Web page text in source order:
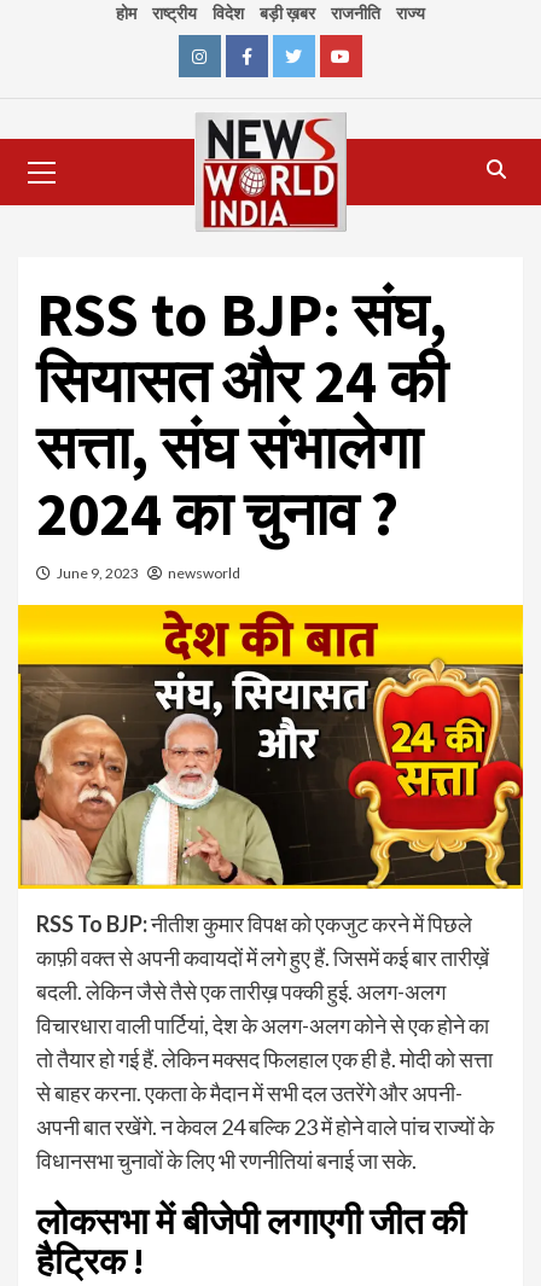
होम राष्ट्रीय विदेश बड़ी ख़बर राजनीति राज्य
InstagramFacebookTwitterYoutube
Menu
RSS to BJP: संघ,
सियासत और 24 की
सत्ता, संघ संभालेगा
2024 का चुनाव ?
June 9, 2023 newsworld
RSS To BJP:नीतीश कुमार विपक्ष को एकजुट करने में पिछले
काफ़ी वक्त से अपनी कवायदों में लगे हुए हैं. जिसमें कई बार तारीख़ें
बदली. लेकिन जैसे तैसे एक तारीख़ पक्की हुई. अलग-अलग
विचारधारा वाली पार्टियां, देश के अलग-अलग कोने से एक होने का
तो तैयार हो गई हैं. लेकिन मक्सद फिलहाल एक ही है. मोदी को सत्ता
से बाहर करना. एकता के मैदान में सभी दल उतरेंगे और अपनी-
अपनी बात रखेंगे. न केवल 24 बल्कि 23 में होने वाले पांच राज्यों के
विधानसभा चुनावों के लिए भी रणनीतियां बनाई जा सके.
लोकसभा में बीजेपी लगाएगी जीत की
हैट्रिक !